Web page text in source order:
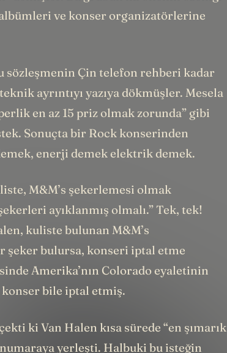
albümleri ve konser organizatörlerine
sözleşmenin Çin telefon rehberi kadar
ayrıntıyı yazıya dökmüşler. Mesela
en az 15 priz olmak zorunda” gibi
Sonuçta bir Rock konserinden
enerji demek elektrik demek.
M&M’s şekerlemesi olmak
ayıklanmış olmalı.” Tek, tek!
kuliste bulunan M&M’s
bulursa, konseri iptal etme
Amerika’nın Colorado eyaletinin
bile iptal etmiş.
ki Van Halen kısa sürede “en şımarık
yerleşti. Halbuki bu isteğin